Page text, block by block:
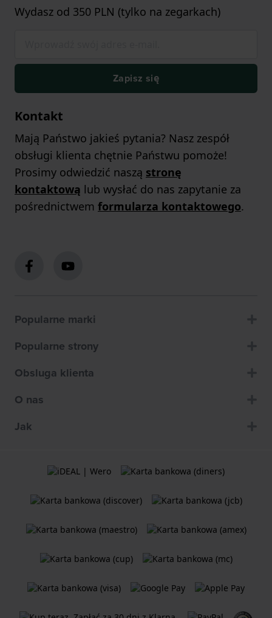
Wydasz od 350 PLN (tylko na zegarkach)
Zapisz się
Kontakt
Mają Państwo jakieś pytania? Nasz zespół
obsługi klienta chętnie Państwu pomoże!
Prosimy odwiedzić naszą stronę
kontaktową lub wysłać do nas zapytanie za
pośrednictwem formularza kontaktowego.
Popularne marki
Popularne strony
Obsluga klienta
O nas
Jak